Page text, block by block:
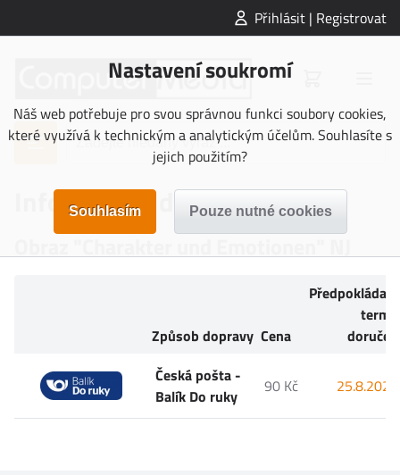
Přihlásit | Registrovat
Nastavení soukromí
Náš web potřebuje pro svou správnou funkci soubory cookies,
které využívá k technickým a analytickým účelům. Souhlasíte s
jejich použitím?
Informace o doručení
Způsob dopravy Cena
Česká pošta -
Balík Do ruky
90 Kč 25.8.2026